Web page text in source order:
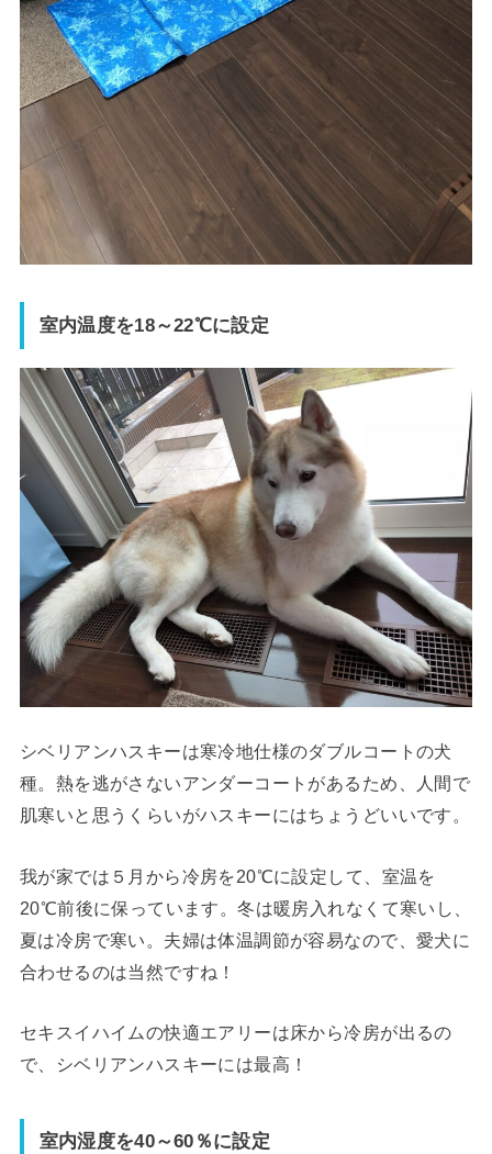
室内温度を18～22℃に設定
シベリアンハスキーは寒冷地仕様のダブルコートの犬
種。熱を逃がさないアンダーコートがあるため、人間で
肌寒いと思うくらいがハスキーにはちょうどいいです。
我が家では５月から冷房を20℃に設定して、室温を
20℃前後に保っています。冬は暖房入れなくて寒いし、
夏は冷房で寒い。夫婦は体温調節が容易なので、愛犬に
合わせるのは当然ですね！
セキスイハイムの快適エアリーは床から冷房が出るの
で、シベリアンハスキーには最高！
室内湿度を40～60％に設定